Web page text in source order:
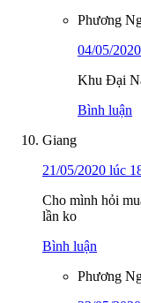
Phương
04/05/
Khu Đại
Bình luận
Giang
21/05/2020 lúc
Cho mình hỏi
lần ko
Bình luận
Phương